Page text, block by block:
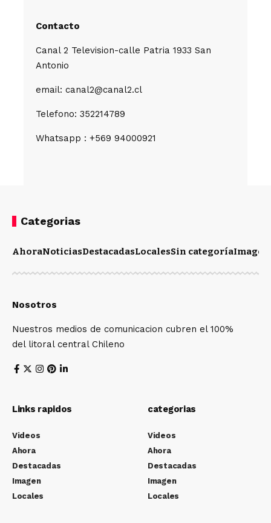
Contacto
Canal 2 Television-calle Patria 1933 San
Antonio
email: canal2@canal2.cl
Telefono: 352214789
Whatsapp : +569 94000921
Categorias
AhoraNoticiasDestacadasLocalesSin categoríaImagen
Nosotros
Nuestros medios de comunicacion cubren el 100%
del litoral central Chileno
Links rapidos
Videos
Ahora
Destacadas
Imagen
Locales
categorias
Videos
Ahora
Destacadas
Imagen
Locales